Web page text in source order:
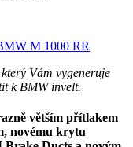
M 1000 RR
Vám vygeneruje
k BMW invelt.
větším přítlakem
novému krytu